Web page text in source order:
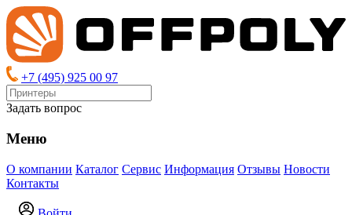
+7 (495) 925 00 97
Задать вопрос
Меню
О компании Каталог Сервис Информация Отзывы Новости
Контакты